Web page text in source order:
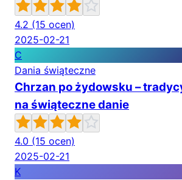
4.2 (15 ocen)
2025-02-21
C
Dania świąteczne
Chrzan po żydowsku –
na świąteczne danie
4.0 (15 ocen)
2025-02-21
K